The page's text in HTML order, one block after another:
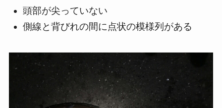
頭部が尖っていない
側線と背びれの間に点状の模様列がある